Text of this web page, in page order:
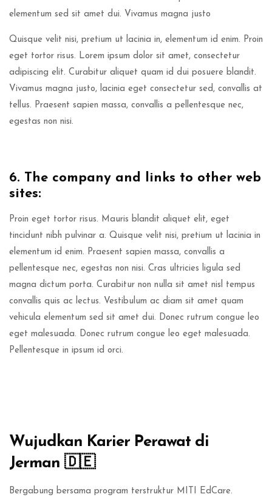
elementum sed sit amet dui. Vivamus magna justo
Quisque velit nisi, pretium ut lacinia in, elementum id enim. Proin
eget tortor risus. Lorem ipsum dolor sit amet, consectetur
adipiscing elit. Curabitur aliquet quam id dui posuere blandit.
Vivamus magna justo, lacinia eget consectetur sed, convallis at
tellus. Praesent sapien massa, convallis a pellentesque nec,
egestas non nisi.
6. The company and links to other web
sites:
Proin eget tortor risus. Mauris blandit aliquet elit, eget
tincidunt nibh pulvinar a. Quisque velit nisi, pretium ut lacinia in
elementum id enim. Praesent sapien massa, convallis a
pellentesque nec, egestas non nisi. Cras ultricies ligula sed
magna dictum porta. Curabitur non nulla sit amet nisl tempus
convallis quis ac lectus. Vestibulum ac diam sit amet quam
vehicula elementum sed sit amet dui. Donec rutrum congue leo
eget malesuada. Donec rutrum congue leo eget malesuada.
Pellentesque in ipsum id orci.
Wujudkan Karier Perawat di
Jerman 🇩🇪
Bergabung bersama program terstruktur MITI EdCare.